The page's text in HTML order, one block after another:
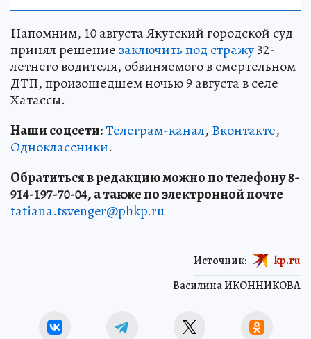
Напомним, 10 августа Якутский городской суд
принял решение заключить под стражу32-
летнего водителя, обвиняемого в смертельном
ДТП, произошедшем ночью 9 августа в селе
Хатассы.
Наши соцсети:Телеграм-канал, Вконтакте,
Одноклассники.
Обратиться в редакцию можно по телефону 8-
914-197-70-04, а также по электронной почте
tatiana.tsvenger@phkp.ru
Василина ИКОННИКОВА
Источник: kp.ru